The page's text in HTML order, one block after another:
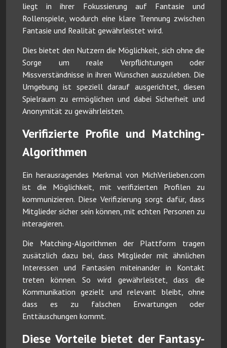
liegt in ihrer Fokussierung auf Fantasie und
Rollenspiele, wodurch eine klare Trennung zwischen
Fantasie und Realität gewährleistet wird.
Dies bietet den Nutzern die Möglichkeit, sich ohne die
Sorge um reale Verpflichtungen oder
Missverständnisse in ihren Wünschen auszuleben. Die
Umgebung ist speziell darauf ausgerichtet, diesen
Spielraum zu ermöglichen und dabei Sicherheit und
Anonymität zu gewährleisten.
Verifizierte Profile und Matching-
Algorithmen
Ein herausragendes Merkmal von MichVerlieben.com
ist die Möglichkeit, mit verifizierten Profilen zu
kommunizieren. Diese Verifizierung sorgt dafür, dass
Mitglieder sicher sein können, mit echten Personen zu
interagieren.
Die Matching-Algorithmen der Plattform tragen
zusätzlich dazu bei, dass Mitglieder mit ähnlichen
Interessen und Fantasien miteinander in Kontakt
treten können. So wird gewährleistet, dass die
Kommunikation gezielt und relevant bleibt, ohne
dass es zu falschen Erwartungen oder
Enttäuschungen kommt.
Diese Vorteile bietet der Fantasy-